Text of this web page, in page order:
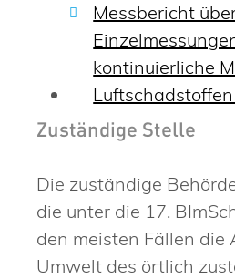
Messbericht
kontinuierliche
Zuständige Stelle
Die zuständige
die unter die 17.
den meisten Fällen die
Umwelt des örtlich